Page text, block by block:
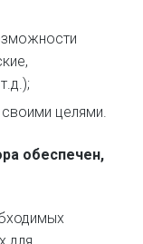
целями.
обеспечен,
для